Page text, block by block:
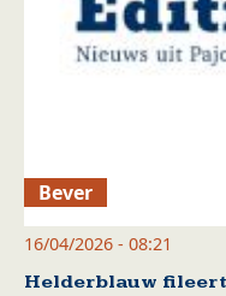
Bever
16/04/2026 - 08:21
Helderblauw